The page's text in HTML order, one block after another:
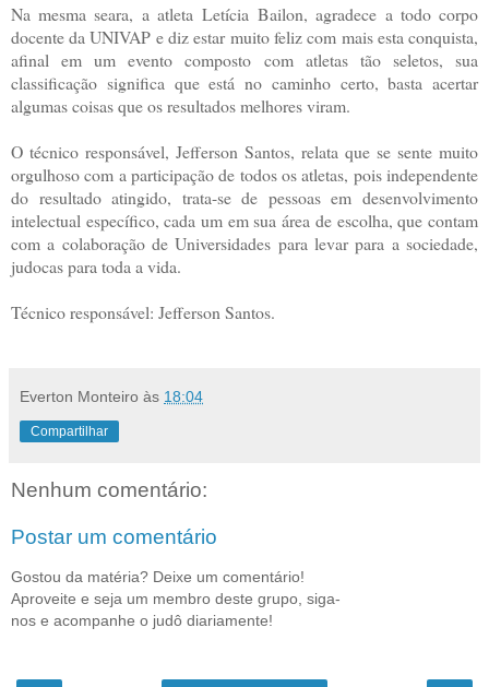
Na mesma seara, a atleta Letícia Bailon, agradece a todo corpo
docente da UNIVAP e diz estar muito feliz com mais esta conquista,
afinal em um evento composto com atletas tão seletos, sua
classificação significa que está no caminho certo, basta acertar
algumas coisas que os resultados melhores viram.
O técnico responsável, Jefferson Santos, relata que se sente muito
orgulhoso com a participação de todos os atletas, pois independente
do resultado atingido, trata-se de pessoas em desenvolvimento
intelectual específico, cada um em sua área de escolha, que contam
com a colaboração de Universidades para levar para a sociedade,
judocas para toda a vida.
Técnico responsável: Jefferson Santos.
Everton Monteiro às 18:04
Compartilhar
Nenhum comentário:
Postar um comentário
Gostou da matéria? Deixe um comentário!
Aproveite e seja um membro deste grupo, siga-
nos e acompanhe o judô diariamente!